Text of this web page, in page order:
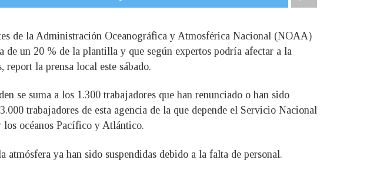
de la Administración Oceanográfica y Atmosférica Nacional (NOAA)
de un 20 % de la plantilla y que según expertos podría afectar a la
report la prensa local este sábado.
se suma a los 1.300 trabajadores que han renunciado o han sido
trabajadores de esta agencia de la que depende el Servicio Nacional
los océanos Pacífico y Atlántico.
ya han sido suspendidas debido a la falta de personal.